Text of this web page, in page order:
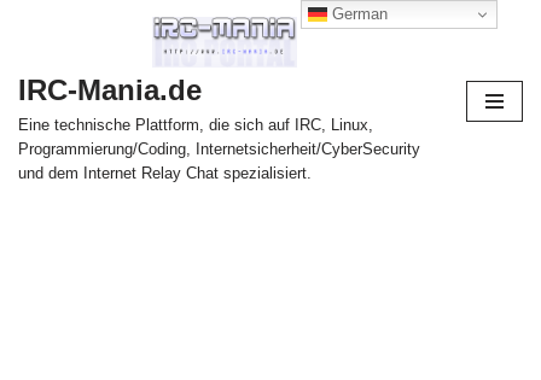
Inhalt
springen
IRC-Mania.de
Eine technische Plattform, die sich auf IRC, Linux,
Programmierung/Coding, Internetsicherheit/CyberSecurity
und dem Internet Relay Chat spezialisiert.
German